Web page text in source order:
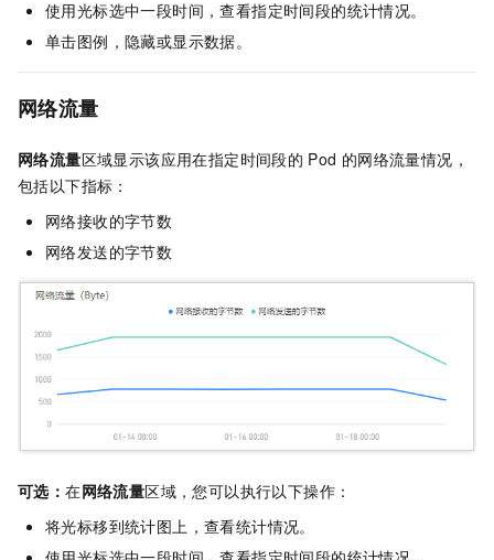
使用光标选中一段时间，查看指定时间段的统计情况。
单击图例，隐藏或显示数据。
网络流量
网络流量区域显示该应用在指定时间段的 Pod 的网络流量情况，
包括以下指标：
网络接收的字节数
网络发送的字节数
可选：在网络流量区域，您可以执行以下操作：
将光标移到统计图上，查看统计情况。